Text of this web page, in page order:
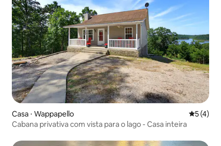
Casa ⋅ Wappapello 5 de
5 (4)
Cabana privativa com vista para o lago - Casa inteira